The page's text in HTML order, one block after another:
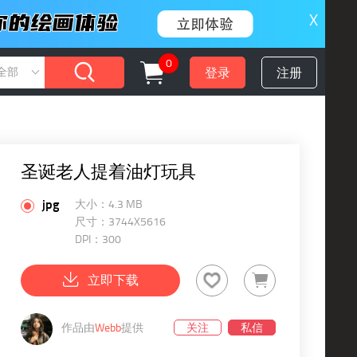
X
部
0
登录 注册
圣诞老人提着油灯玩具
jpg
大小：4.3 MB
尺寸：3744X5616
DPI：300
立即下载
作品由Webb提供 关注 私信